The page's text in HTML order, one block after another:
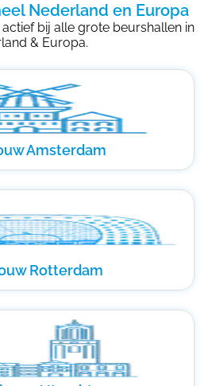
Nederland en Europa
bij alle grote beurshallen in
& Europa.
Amsterdam
Rotterdam